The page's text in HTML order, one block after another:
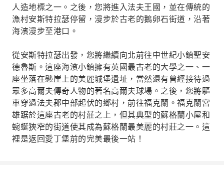
人造地標之一。之後，您將進入法夫王國，並在傳統的
漁村安斯特拉瑟停留，漫步於古老的鵝卵石街道，沿著
海濱漫步至港口。
從安斯特拉瑟出發，您將繼續向北前往中世紀小鎮聖安
德魯斯。這座海濱小鎮擁有英國最古老的大學之一、一
座坐落在懸崖上的美麗城堡遺址，當然還有曾經接待過
眾多高爾夫傳奇人物的著名高爾夫球場。之後，您將驅
車穿過法夫郡中部起伏的鄉村，前往福克蘭。福克蘭宮
雄踞於這座古老的村莊之上，但其典型的蘇格蘭小屋和
蜿蜒狹窄的街道使其成為蘇格蘭最美麗的村莊之一。這
裡是返回愛丁堡前的完美最後一站！